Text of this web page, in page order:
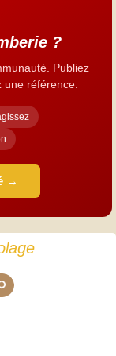
?
Publiez
une référence.
→